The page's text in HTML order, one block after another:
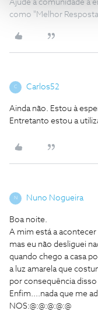
Ajude a comunidade a
como "Melhor
C Carlos52
Ainda não. Estou à
Entretanto estou a
N Nuno Nogueira
Boa noite.
A mim está a
mas eu não desliguei
quando chego a casa
a luz amarela que
por consequência disso
Enfim....nada que me
NOS:@:@:@:@:@